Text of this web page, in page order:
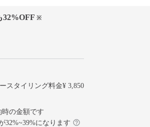
32%OFF ※
スタイリング料金¥ 3,850
時の金額です
32%~39%になります